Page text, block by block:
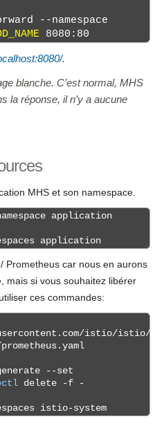
--namespace
8080:80
.
blanche. C’est normal, MHS
la réponse, il n’y a aucune
MHS et son namespace.
application
application
Prometheus car nous en aurons
mais si vous souhaitez libérer
ces commandes:
istio/istio/
--set
delete -f -
istio-system